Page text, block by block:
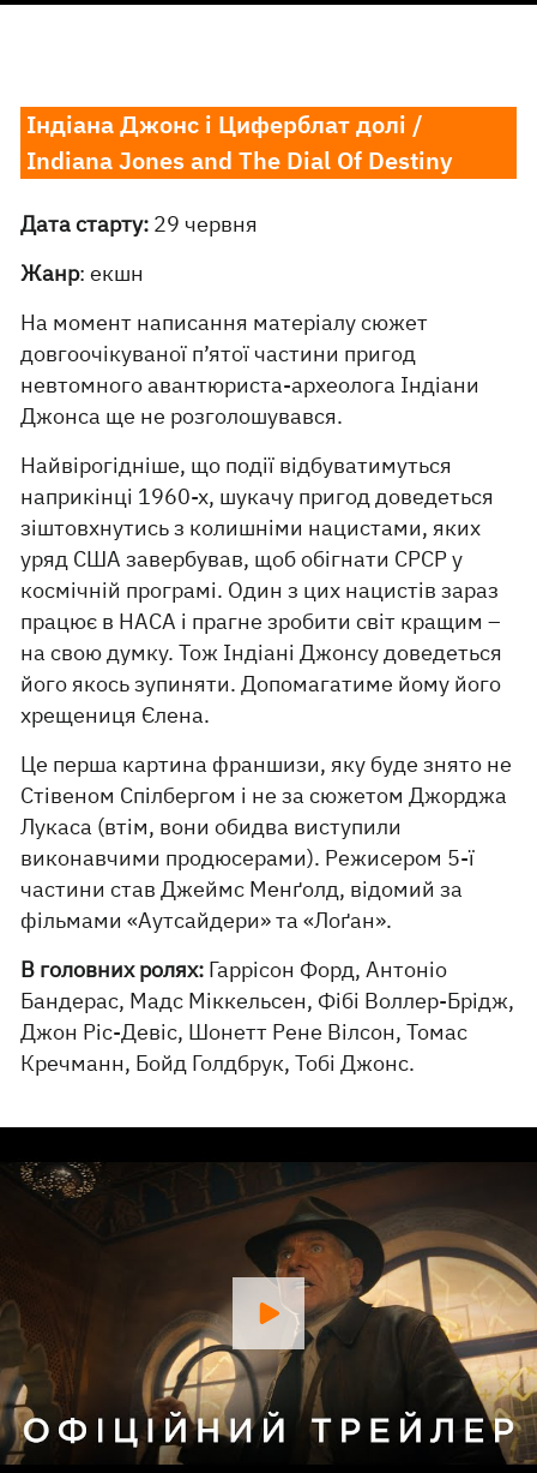
Індіана Джонс і Циферблат долі /
Indiana Jones аnd The Dial Of Destiny
Дата старту: 29 червня
Жанр: екшн
На момент написання матеріалу сюжет
довгоочікуваної п’ятої частини пригод
невтомного авантюриста-археолога Індіани
Джонса ще не розголошувався.
Найвірогідніше, що події відбуватимуться
наприкінці 1960-х, шукачу пригод доведеться
зіштовхнутись з колишніми нацистами, яких
уряд США завербував, щоб обігнати СРСР у
космічній програмі. Один з цих нацистів зараз
працює в НАСА і прагне зробити світ кращим –
на свою думку. Тож Індіані Джонсу доведеться
його якось зупиняти. Допомагатиме йому його
хрещениця Єлена.
Це перша картина франшизи, яку буде знято не
Стівеном Спілбергом і не за сюжетом Джорджа
Лукаса (втім, вони обидва виступили
виконавчими продюсерами). Режисером 5-ї
частини став Джеймс Менґолд, відомий за
фільмами «Аутсайдери» та «Лоґан».
В головних ролях: Гаррісон Форд, Антоніо
Бандерас, Мадс Міккельсен, Фібі Воллер-Брідж,
Джон Ріс-Девіс, Шонетт Рене Вілсон, Томас
Кречманн, Бойд Голдбрук, Тобі Джонс.